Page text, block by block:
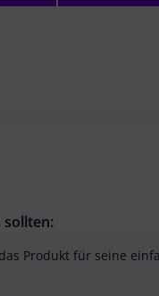
sollten:
Produkt für seine